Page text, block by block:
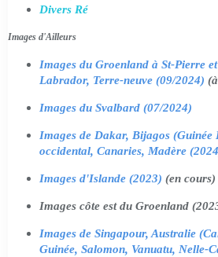
Divers Ré
Images d'Ailleurs
Images du Groenland à St-Pierre
Labrador, Terre-neuve (09/2024)
Images du Svalbard (07/2024)
Images de Dakar, Bijagos (Guinée
occidental, Canaries, Madère
Images d'Islande (2023) (en cours)
Images côte est du Groenland
Images de Singapour, Australie
Guinée, Salomon, Vanuatu, Nelle-